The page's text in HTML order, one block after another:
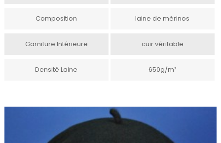
Composition laine de mérinos
Garniture Intérieure cuir véritable
Densité Laine 650g/m²